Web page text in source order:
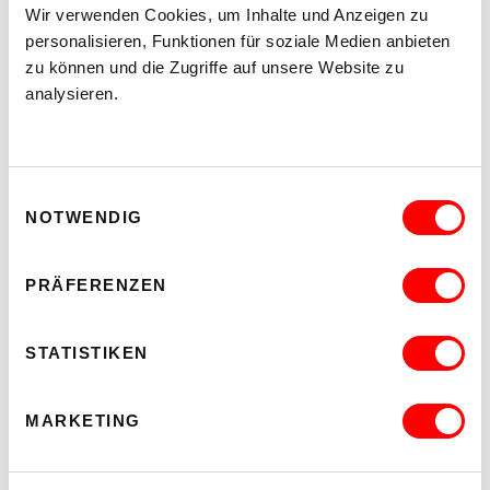
Wir verwenden Cookies, um Inhalte und Anzeigen zu
personalisieren, Funktionen für soziale Medien anbieten
zu können und die Zugriffe auf unsere Website zu
analysieren.
NOTWENDIG
PRÄFERENZEN
STATISTIKEN
MARKETING
MEHR LESEN
PALOMA 004
Mi 12.8.2026